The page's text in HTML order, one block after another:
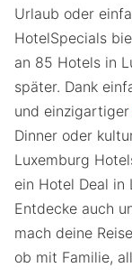
Urlaub oder
HotelSpecials
an 85 Hotels in
später. Dank
und einzigartiger
Dinner oder
Luxemburg
ein Hotel Deal
Entdecke auch
mach deine
ob mit Familie,